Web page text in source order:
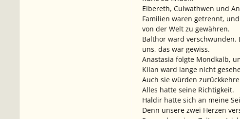
Elbereth, Culwathwen und
Familien waren getrennt,
von der Welt zu gewähren.
Balthor ward verschwunden.
uns, das war gewiss.
Anastasia folgte Mondkalb,
Kilan ward lange nicht
Auch sie würden
Alles hatte seine Richtigkeit.
Haldir hatte sich an meine
Denn unsere zwei Herzen